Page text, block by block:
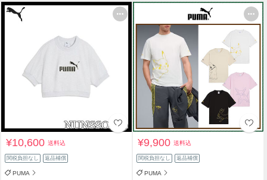
¥10,600送料込
関税負担なし 返品補償
PUMA
¥9,900送料込
関税負担なし 返品補償
PUMA